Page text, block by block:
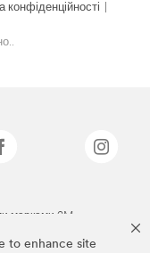
to enhance site
конфіденційності
марками 3M.